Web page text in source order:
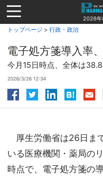
Jump
to
navigation
2026年
トップページ > 行政・政治
電子処方箋導入率
今月15日時点、全体は
2026/3/26 12:34
厚生労働省は26日ま
いる医療機関・薬局の
時点で、電子処方箋の